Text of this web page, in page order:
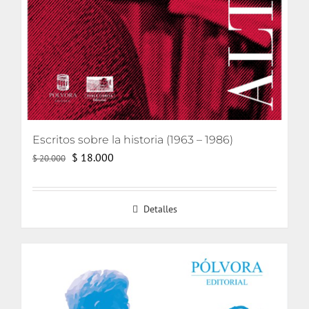
Escritos sobre la historia (1963 – 1986)
$20.000 El
original
$ 18.000
actual
Detalles